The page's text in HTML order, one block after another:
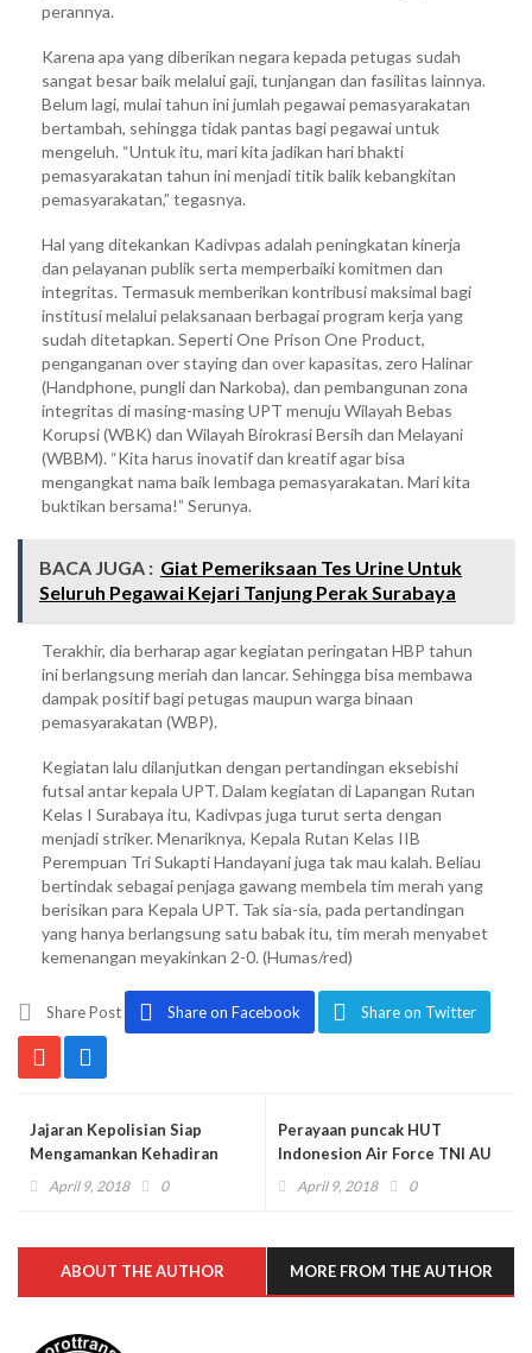
perannya.
Karena apa yang diberikan negara kepada petugas sudah
sangat besar baik melalui gaji, tunjangan dan fasilitas lainnya.
Belum lagi, mulai tahun ini jumlah pegawai pemasyarakatan
bertambah, sehingga tidak pantas bagi pegawai untuk
mengeluh. “Untuk itu, mari kita jadikan hari bhakti
pemasyarakatan tahun ini menjadi titik balik kebangkitan
pemasyarakatan,” tegasnya.
Hal yang ditekankan Kadivpas adalah peningkatan kinerja
dan pelayanan publik serta memperbaiki komitmen dan
integritas. Termasuk memberikan kontribusi maksimal bagi
institusi melalui pelaksanaan berbagai program kerja yang
sudah ditetapkan. Seperti One Prison One Product,
penganganan over staying dan over kapasitas, zero Halinar
(Handphone, pungli dan Narkoba), dan pembangunan zona
integritas di masing-masing UPT menuju Wilayah Bebas
Korupsi (WBK) dan Wilayah Birokrasi Bersih dan Melayani
(WBBM). “Kita harus inovatif dan kreatif agar bisa
mengangkat nama baik lembaga pemasyarakatan. Mari kita
buktikan bersama!” Serunya.
BACA JUGA : Giat Pemeriksaan Tes Urine Untuk
Seluruh Pegawai Kejari Tanjung Perak Surabaya
Terakhir, dia berharap agar kegiatan peringatan HBP tahun
ini berlangsung meriah dan lancar. Sehingga bisa membawa
dampak positif bagi petugas maupun warga binaan
pemasyarakatan (WBP).
Kegiatan lalu dilanjutkan dengan pertandingan eksebishi
futsal antar kepala UPT. Dalam kegiatan di Lapangan Rutan
Kelas I Surabaya itu, Kadivpas juga turut serta dengan
menjadi striker. Menariknya, Kepala Rutan Kelas IIB
Perempuan Tri Sukapti Handayani juga tak mau kalah. Beliau
bertindak sebagai penjaga gawang membela tim merah yang
berisikan para Kepala UPT. Tak sia-sia, pada pertandingan
yang hanya berlangsung satu babak itu, tim merah menyabet
kemenangan meyakinkan 2-0. (Humas/red)
Share Post Share on Facebook Share on Twitter
Jajaran Kepolisian Siap
Mengamankan Kehadiran
Surya Paloh Resmikan Kantor
April 9, 2018 0
Perayaan puncak HUT
Indonesion Air Force TNI AU
72 Tahun 2018 tampil
April 9, 2018 0
ABOUT THE AUTHOR MORE FROM THE AUTHOR